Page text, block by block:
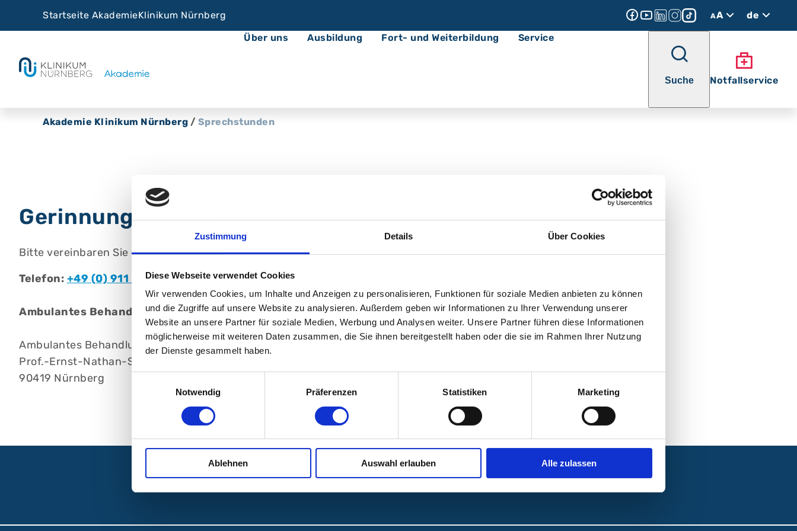
Zustimmung Details Über Cookies
Diese Webseite verwendet Cookies
Wir verwenden Cookies, um Inhalte und Anzeigen zu personalisieren, Funktionen für soziale Medien anbieten zu können
und die Zugriffe auf unsere Website zu analysieren. Außerdem geben wir Informationen zu Ihrer Verwendung unserer
Website an unsere Partner für soziale Medien, Werbung und Analysen weiter. Unsere Partner führen diese Informationen
möglicherweise mit weiteren Daten zusammen, die Sie ihnen bereitgestellt haben oder die sie im Rahmen Ihrer Nutzung
der Dienste gesammelt haben.
Notwendig
Präferenzen Statistiken Marketing
Ablehnen Auswahl erlauben Alle zulassen
Startseite AkademieKlinikum Nürnberg AA
de
Über uns
Ausbildung Fort- und Weiterbildung Service
Suche Notfallservice
Akademie Klinikum Nürnberg / Sprechstunden
Gerinnungsambulanz am Campus Nord
Bitte vereinbaren Sie einen Termin.
Telefon: +49 (0) 911 398-7840
Ambulantes BehandlungsCentrum Klinikum Nürnberg, Campus Nord
Ambulantes BehandlungsCentrum, Klinikum Nürnberg, Campus Nord
Prof.-Ernst-Nathan-Str. 1
90419 Nürnberg